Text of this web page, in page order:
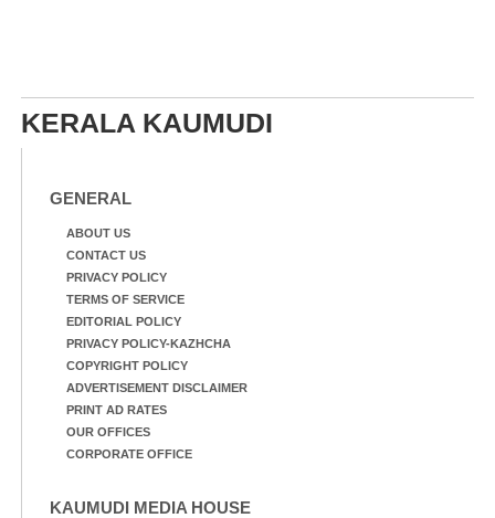
KERALA KAUMUDI
GENERAL
ABOUT US
CONTACT US
PRIVACY POLICY
TERMS OF SERVICE
EDITORIAL POLICY
PRIVACY POLICY-KAZHCHA
COPYRIGHT POLICY
ADVERTISEMENT DISCLAIMER
PRINT AD RATES
OUR OFFICES
CORPORATE OFFICE
KAUMUDI MEDIA HOUSE